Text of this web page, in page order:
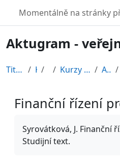
TURBO
Momentálně na stránky
Aktugram -
Titulní stránka Kurzy CDV Kurzy připravené v rámci ESF AKTUGRAM
Finanční řízení
Syrovátková, J. Finanční
Studijní text.